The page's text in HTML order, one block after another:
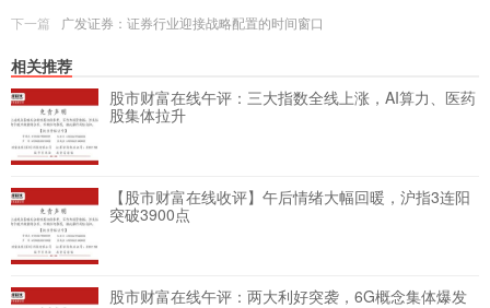
下一篇
广发证券：证券行业迎接战略配置的时间窗口
相关推荐
股市财富在线午评：三大指数全线上涨，AI算力、医药
股集体拉升
【股市财富在线收评】午后情绪大幅回暖，沪指3连阳
突破3900点
股市财富在线午评：两大利好突袭，6G概念集体爆发